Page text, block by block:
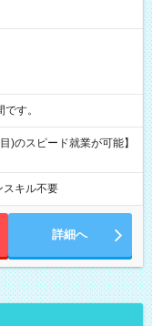
間です。
)のスピード就業が可能】
スキル不要
詳細へ